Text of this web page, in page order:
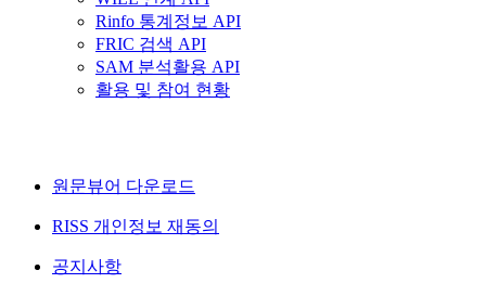
Rinfo 통계정보 API
FRIC 검색 API
SAM 분석활용 API
활용 및 참여 현황
원문뷰어 다운로드
RISS 개인정보 재동의
공지사항